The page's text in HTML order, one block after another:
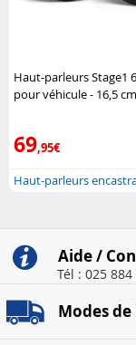
Haut-parleurs Stage1
pour véhicule - 16,5
69,95€
Haut-parleurs
Aide /
Tél : 025 884
Modes